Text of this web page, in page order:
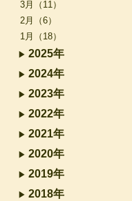
3月（11）
2月（6）
1月（18）
2025年
2024年
2023年
2022年
2021年
2020年
2019年
2018年